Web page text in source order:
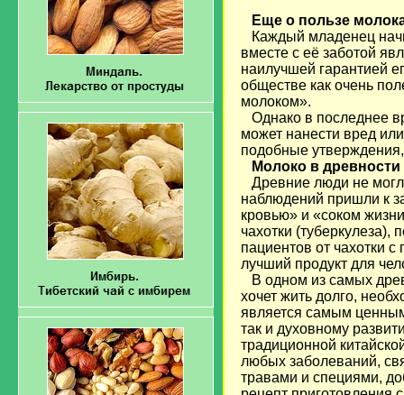
Еще о пользе
Каждый младенец
вместе с её заботой
наилучшей гарантией
обществе как очень
молоком».
Однако в последнее
может нанести вред
подобные
Молоко в древности
Древние люди не
наблюдений пришли к
кровью» и «соком
чахотки
пациентов от чахотки
лучший продукт для
В одном из самых
хочет жить долго,
является самым
так и духовному
традиционной
любых заболеваний,
травами и специями,